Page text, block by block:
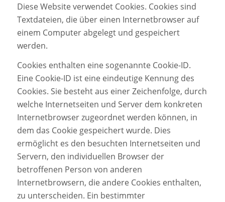
Diese Website verwendet Cookies. Cookies sind
Textdateien, die über einen Internetbrowser auf
einem Computer abgelegt und gespeichert
werden.
Cookies enthalten eine sogenannte Cookie-ID.
Eine Cookie-ID ist eine eindeutige Kennung des
Cookies. Sie besteht aus einer Zeichenfolge, durch
welche Internetseiten und Server dem konkreten
Internetbrowser zugeordnet werden können, in
dem das Cookie gespeichert wurde. Dies
ermöglicht es den besuchten Internetseiten und
Servern, den individuellen Browser der
betroffenen Person von anderen
Internetbrowsern, die andere Cookies enthalten,
zu unterscheiden. Ein bestimmter